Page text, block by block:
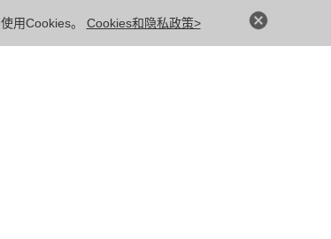
用Cookies。 Cookies和隐私政策>